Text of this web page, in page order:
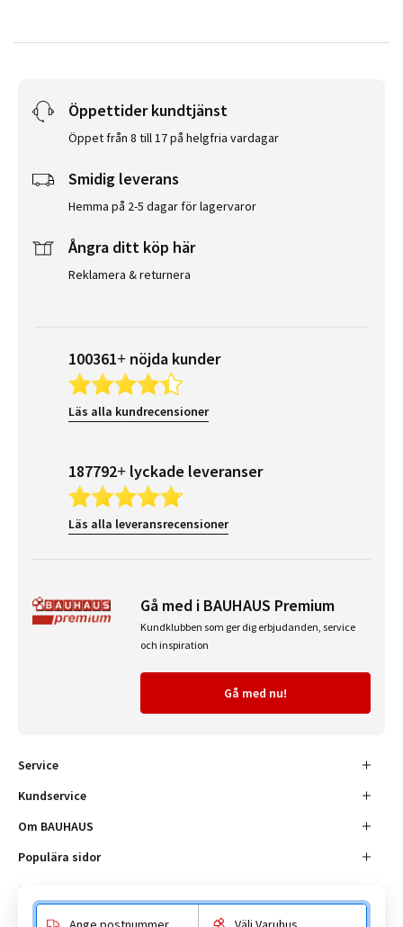
Öppettider kundtjänst
Öppet från 8 till 17 på helgfria vardagar
Smidig leverans
Hemma på 2-5 dagar för lagervaror
Ångra ditt köp här
Reklamera & returnera
100361+ nöjda kunder
Läs alla kundrecensioner
187792+ lyckade leveranser
Läs alla leveransrecensioner
Gå med i BAUHAUS Premium
Kundklubben som ger dig erbjudanden, service
och inspiration
Gå med nu!
Service
Kundservice
Om BAUHAUS
Populära sidor